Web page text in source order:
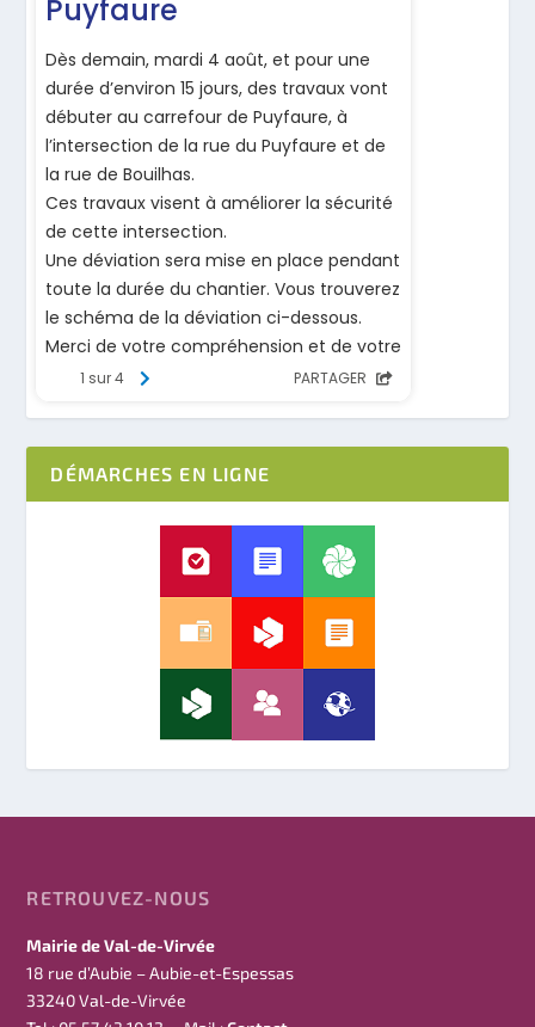
DÉMARCHES EN LIGNE
RETROUVEZ-NOUS
Mairie de Val-de-Virvée
18 rue d’Aubie – Aubie-et-Espessas
33240 Val-de-Virvée